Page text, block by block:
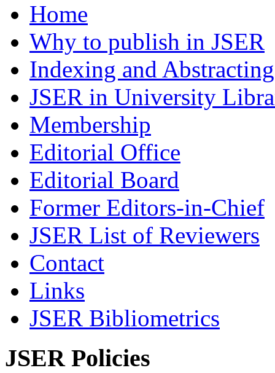
Home
Why to publish in JSER
Indexing and Abstracting
JSER in University
Membership
Editorial Office
Editorial Board
Former Editors-in-Chief
JSER List of Reviewers
Contact
Links
JSER Bibliometrics
JSER Policies